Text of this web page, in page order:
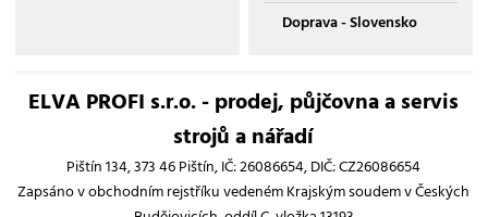
Doprava - Slovensko
ELVA PROFI s.r.o. - prodej, půjčovna a servis
strojů a nářadí
Pištín 134, 373 46 Pištín, IČ: 26086654, DIČ: CZ26086654
Zapsáno v obchodním rejstříku vedeném Krajským soudem v Českých